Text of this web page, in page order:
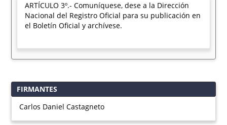
ARTÍCULO 3º.- Comuníquese, dese a la Dirección
Nacional del Registro Oficial para su publicación en
el Boletín Oficial y archívese.
FIRMANTES
Carlos Daniel Castagneto